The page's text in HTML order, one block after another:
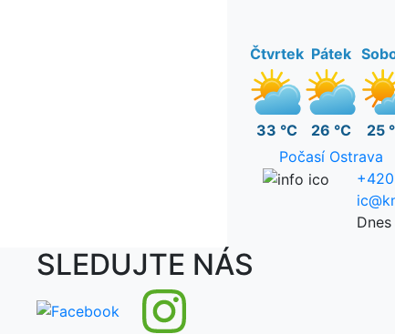
Čtvrtek
33 °C
Pátek
26 °C
25
Počasí Ostrava
SLEDUJTE NÁS